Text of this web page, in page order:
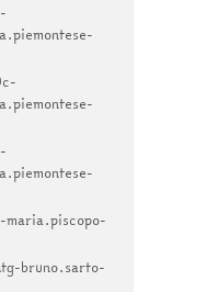
maria.piscopo-
bruno.sarto-